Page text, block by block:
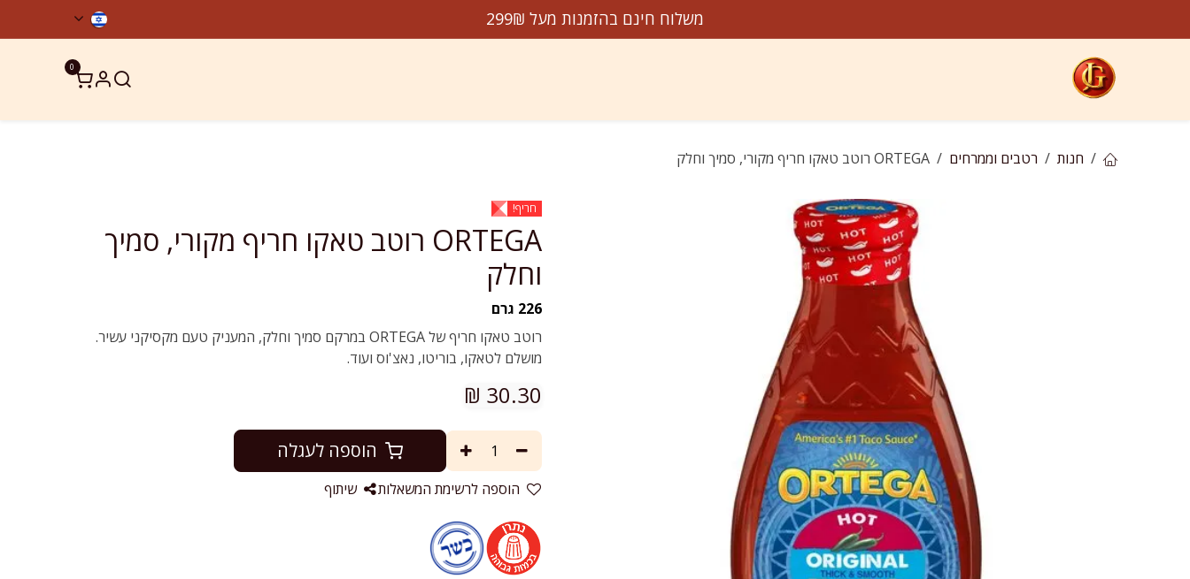
משלוח חינם בהזמנות מעל 299₪
0
חנות רטבים וממרחים ORTEGA רוטב טאקו חריף מקורי, סמיך וחלק
חריף!
ORTEGA רוטב טאקו חריף מקורי, סמיך
וחלק
226 גרם
רוטב טאקו חריף של ORTEGA במרקם סמיך וחלק, המעניק טעם מקסיקני עשיר.
מושלם לטאקו, בוריטו, נאצ'וס ועוד.
30.30
₪
הוספה לעגלה
הוספה לרשימת המשאלות שיתוף